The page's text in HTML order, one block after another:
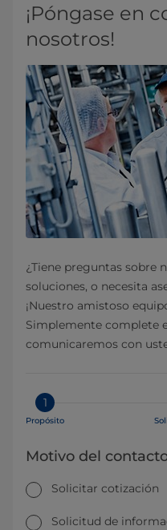
¡Póngase en
nosotros!
¿Tiene preguntas sobre
soluciones, o necesita
¡Nuestro amistoso
Simplemente complete
comunicaremos con
1
Propósito
Motivo del
Solicitar cotización
Solicitud de